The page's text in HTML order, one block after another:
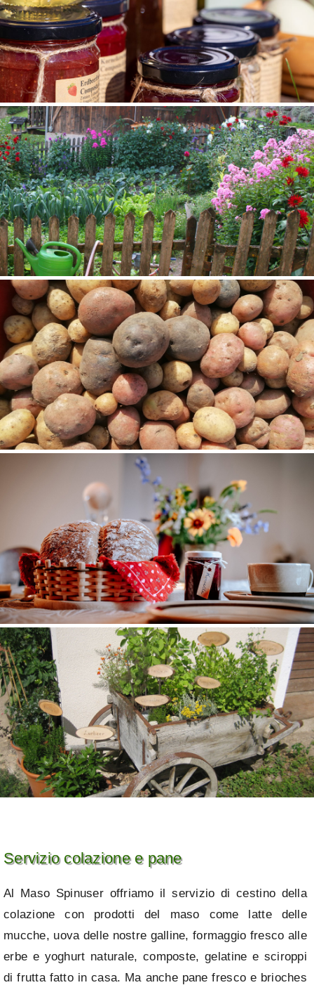
Servizio colazione e pane
Al Maso Spinuser offriamo il servizio di cestino della
colazione con prodotti del maso come latte delle
mucche, uova delle nostre galline, formaggio fresco alle
erbe e yoghurt naturale, composte, gelatine e sciroppi
di frutta fatto in casa. Ma anche pane fresco e brioches